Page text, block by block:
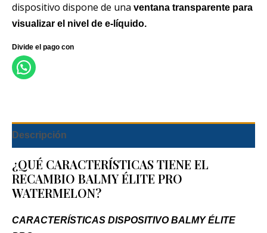
dispositivo dispone de una ventana transparente para
visualizar el nivel de e-líquido.
Descripción
¿QUÉ CARACTERÍSTICAS TIENE EL
RECAMBIO BALMY ÉLITE PRO
WATERMELON?
CARACTERÍSTICAS DISPOSITIVO BALMY ÉLITE